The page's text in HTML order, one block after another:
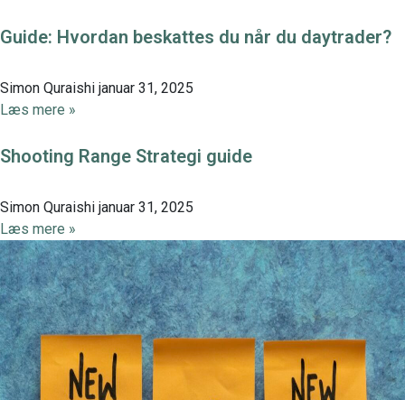
Guide: Hvordan beskattes du når du daytrader?
Simon Quraishi januar 31, 2025
Læs mere »
Shooting Range Strategi guide
Simon Quraishi januar 31, 2025
Læs mere »